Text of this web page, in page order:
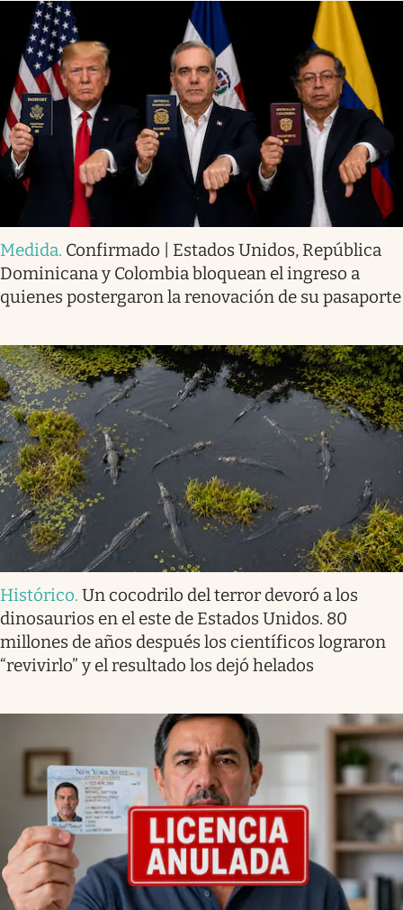
Medida. Confirmado | Estados Unidos, República
Dominicana y Colombia bloquean el ingreso a
quienes postergaron la renovación de su pasaporte
Histórico. Un cocodrilo del terror devoró a los
dinosaurios en el este de Estados Unidos. 80
millones de años después los científicos lograron
“revivirlo” y el resultado los dejó helados